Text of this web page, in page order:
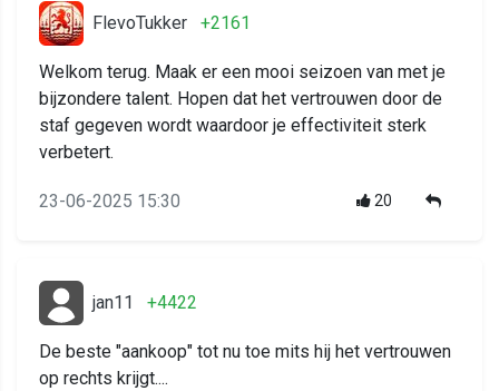
FlevoTukker +2161
Welkom terug. Maak er een mooi seizoen van met je
bijzondere talent. Hopen dat het vertrouwen door de
staf gegeven wordt waardoor je effectiviteit sterk
verbetert.
23-06-2025 15:30 20
jan11 +4422
De beste "aankoop" tot nu toe mits hij het vertrouwen
op rechts krijgt....